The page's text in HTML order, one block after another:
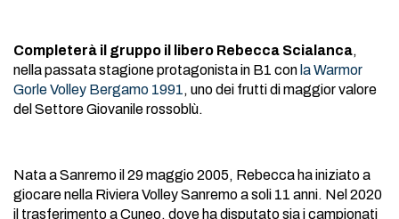
Completerà il gruppo il libero Rebecca Scialanca,
nella passata stagione protagonista in B1 con la Warmor
Gorle Volley Bergamo 1991, uno dei frutti di maggior valore
del Settore Giovanile rossoblù.
Nata a Sanremo il 29 maggio 2005, Rebecca ha iniziato a
giocare nella Riviera Volley Sanremo a soli 11 anni. Nel 2020
il trasferimento a Cuneo, dove ha disputato sia i campionati